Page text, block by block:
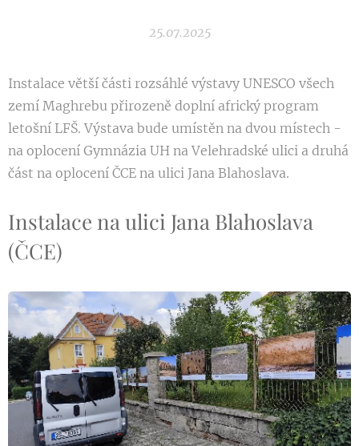
25.07.2025
Instalace větší části rozsáhlé výstavy UNESCO všech
zemí Maghrebu přirozeně doplní africký program
letošní LFŠ. Výstava bude umístěn na dvou místech -
na oplocení Gymnázia UH na Velehradské ulici a druhá
část na oplocení ČCE na ulici Jana Blahoslava.
Instalace na ulici Jana Blahoslava
(ČCE)